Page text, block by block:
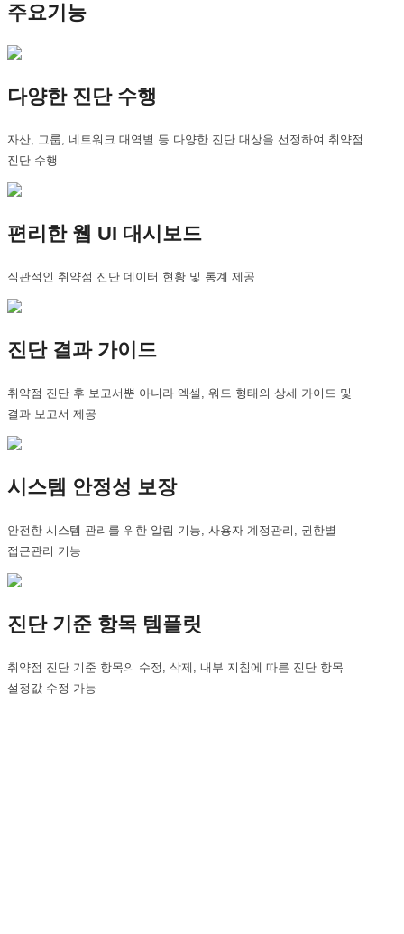
주요기능
다양한 진단 수행
자산, 그룹, 네트워크 대역별 등 다양한 진단 대상을 선정하여 취약점
진단 수행
편리한 웹 UI 대시보드
직관적인 취약점 진단 데이터 현황 및 통계 제공
진단 결과 가이드
취약점 진단 후 보고서뿐 아니라 엑셀, 워드 형태의 상세 가이드 및
결과 보고서 제공
시스템 안정성 보장
안전한 시스템 관리를 위한 알림 기능, 사용자 계정관리, 권한별
접근관리 기능
진단 기준 항목 템플릿
취약점 진단 기준 항목의 수정, 삭제, 내부 지침에 따른 진단 항목
설정값 수정 가능